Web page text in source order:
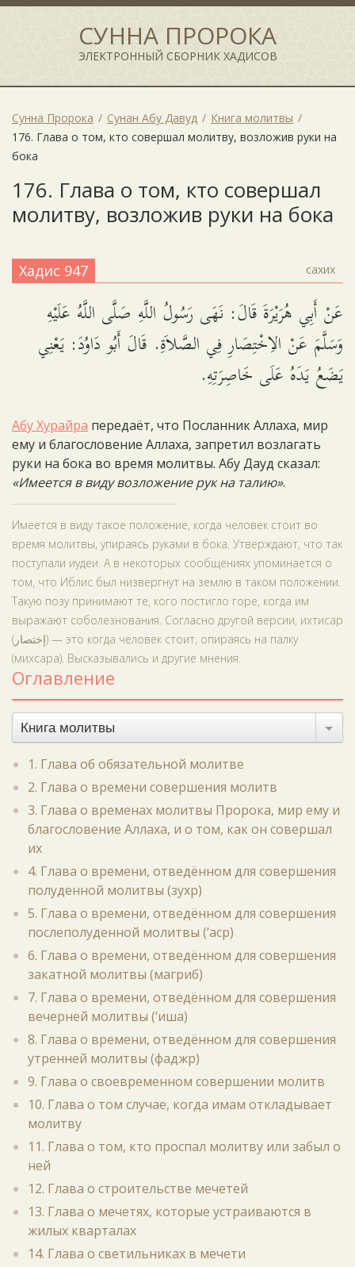
СУННА ПРОРОКА
ЭЛЕКТРОННЫЙ СБОРНИК ХАДИСОВ
Сунна Пророка Сунан Абу Давуд
Книга молитвы
176. Глава о том, кто совершал молитву, возложив руки на
бока
176. Глава о том, кто совершал
молитву, возложив руки на бока
Хадис 947 сахих
عَنْ أَبِي هُرَيْرَةَ قَالَ: نَهَى رَسُولُ اللَّهِ صَلَّى اللَّهُ عَلَيْهِ
وَسَلَّمَ عَنْ الاِخْتِصَارِ فِي الصَّلاَةِ. قَالَ أَبُو دَاوُدَ: يَعْنِي
يَضَعُ يَدَهُ عَلَى خَاصِرَتِهِ.
Абу Хурайра передаёт, что Посланник Аллаха, мир
ему и благословение Аллаха, запретил возлагать
руки на бока во время молитвы. Абу Дауд сказал:
«Имеется в виду возложение рук на талию».
Имеется в виду такое положение, когда человек стоит во
время молитвы, упираясь руками в бока. Утверждают, что так
поступали иудеи. А в некоторых сообщениях упоминается о
том, что Иблис был низвергнут на землю в таком положении.
Такую позу принимают те, кого постигло горе, когда им
выражают соболезнования. Согласно другой версии, ихтисар
(إختصار) — это когда человек стоит, опираясь на палку
(михсара). Высказывались и другие мнения.
Оглавление
Книга молитвы
1. Глава об обязательной молитве
2. Глава о времени совершения молитв
3. Глава о временах молитвы Пророка, мир ему и
благословение Аллаха, и о том, как он совершал
их
4. Глава о времени, отведённом для совершения
полуденной молитвы (зухр)
5. Глава о времени, отведённом для совершения
послеполуденной молитвы (‘аср)
6. Глава о времени, отведённом для совершения
закатной молитвы (магриб)
7. Глава о времени, отведённом для совершения
вечерней молитвы (‘иша)
8. Глава о времени, отведённом для совершения
утренней молитвы (фаджр)
9. Глава о своевременном совершении молитв
10. Глава о том случае, когда имам откладывает
молитву
11. Глава о том, кто проспал молитву или забыл о
ней
12. Глава о строительстве мечетей
13. Глава о мечетях, которые устраиваются в
жилых кварталах
14. Глава о светильниках в мечети